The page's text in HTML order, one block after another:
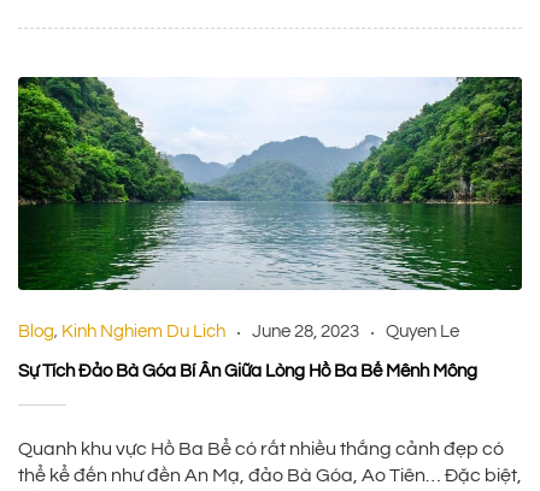
Blog, Kinh Nghiem Du Lich June 28, 2023 Quyen Le
Sự Tích Đảo Bà Góa Bí Ẩn Giữa Lòng Hồ Ba Bể Mênh Mông
Quanh khu vực Hồ Ba Bể có rất nhiều thắng cảnh đẹp có
thể kể đến như đền An Mạ, đảo Bà Góa, Ao Tiên… Đặc biệt,